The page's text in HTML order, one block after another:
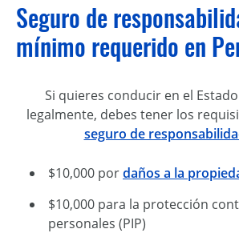
Seguro de
mínimo requerido en
Si quieres conducir en el
legalmente, debes tener los
seguro de
$10,000 pordaños a la
$10,000 para la protección
personales (PIP)